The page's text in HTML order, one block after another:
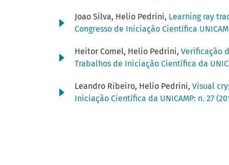
Joao Silva, Helio Pedrini, Learning ray
Congresso de Iniciação Científica
Heitor Comel, Helio Pedrini, Verificação
Trabalhos de Iniciação Científica da
Leandro Ribeiro, Helio Pedrini, Visual
Iniciação Científica da UNICAMP: n. 27